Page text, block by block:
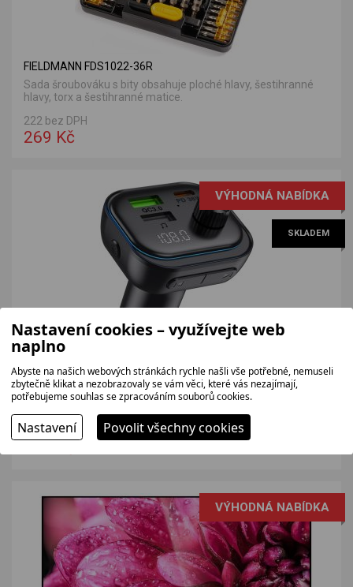
FIELDMANN FDS1022-36R
Sada šroubováku s bity obsahuje ploché hlavy, šestihranné
hlavy, torx a šestihranné matice.
222 bez DPH
269 Kč
VÝHODNÁ NABÍDKA
SKLADEM
SENCOR SWM4000
Bluetooth FM modulátor do auta s USB-C PD a QC3.0
371 bez DPH
VÝHODNÁ NABÍDKA
Nastavení cookies – využívejte web
naplno
Abyste na našich webových stránkách rychle našli vše potřebné, nemuseli
zbytečně klikat a nezobrazovaly se vám věci, které vás nezajímají,
potřebujeme souhlas se zpracováním souborů cookies.
Nastavení Povolit všechny cookies